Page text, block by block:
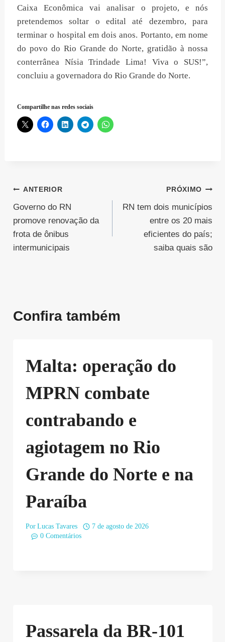
Caixa Econômica vai analisar o projeto, e nós
pretendemos soltar o edital até dezembro, para
terminar o hospital em dois anos. Portanto, em nome
do povo do Rio Grande do Norte, gratidão à nossa
conterrânea Nísia Trindade Lima! Viva o SUS!”,
concluiu a governadora do Rio Grande do Norte.
Compartilhe nas redes sociais
Navegação
de
Post
ANTERIOR
Governo do RN
promove renovação da
frota de ônibus
intermunicipais
PRÓXIMO
RN tem dois municípios
entre os 20 mais
eficientes do país;
saiba quais são
Confira também
Malta: operação do
MPRN combate
contrabando e
agiotagem no Rio
Grande do Norte e na
Paraíba
Por Lucas Tavares
7 de agosto de 2026
0 Comentários
Passarela da BR-101